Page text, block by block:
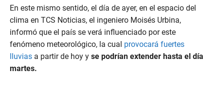
En este mismo sentido, el día de ayer, en el espacio del
clima en TCS Noticias, el ingeniero Moisés Urbina,
informó que el país se verá influenciado por este
fenómeno meteorológico, la cual provocará fuertes
lluvias a partir de hoy y se podrían extender hasta el día
martes.